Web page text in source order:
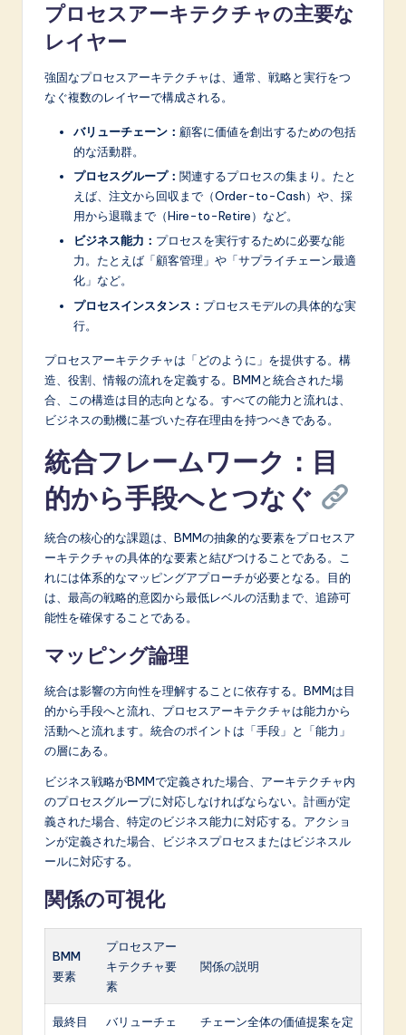
プロセスアーキテクチャの主要な
レイヤー
強固なプロセスアーキテクチャは、通常、戦略と実行をつ
なぐ複数のレイヤーで構成される。
バリューチェーン： 顧客に価値を創出するための包括
的な活動群。
プロセスグループ： 関連するプロセスの集まり。たと
えば、注文から回収まで（Order-to-Cash）や、採
用から退職まで（Hire-to-Retire）など。
ビジネス能力： プロセスを実行するために必要な能
力。たとえば「顧客管理」や「サプライチェーン最適
化」など。
プロセスインスタンス： プロセスモデルの具体的な実
行。
プロセスアーキテクチャは「どのように」を提供する。構
造、役割、情報の流れを定義する。BMMと統合された場
合、この構造は目的志向となる。すべての能力と流れは、
ビジネスの動機に基づいた存在理由を持つべきである。
統合フレームワーク：目
的から手段へとつなぐ
統合の核心的な課題は、BMMの抽象的な要素をプロセスア
ーキテクチャの具体的な要素と結びつけることである。こ
れには体系的なマッピングアプローチが必要となる。目的
は、最高の戦略的意図から最低レベルの活動まで、追跡可
能性を確保することである。
マッピング論理
統合は影響の方向性を理解することに依存する。BMMは目
的から手段へと流れ、プロセスアーキテクチャは能力から
活動へと流れます。統合のポイントは「手段」と「能力」
の層にある。
ビジネス戦略がBMMで定義された場合、アーキテクチャ内
のプロセスグループに対応しなければならない。計画が定
義された場合、特定のビジネス能力に対応する。アクショ
ンが定義された場合、ビジネスプロセスまたはビジネスル
ールに対応する。
関係の可視化
BMM
要素
プロセスアー
キテクチャ要
素
関係の説明
最終目
バリューチェ
チェーン全体の価値提案を定